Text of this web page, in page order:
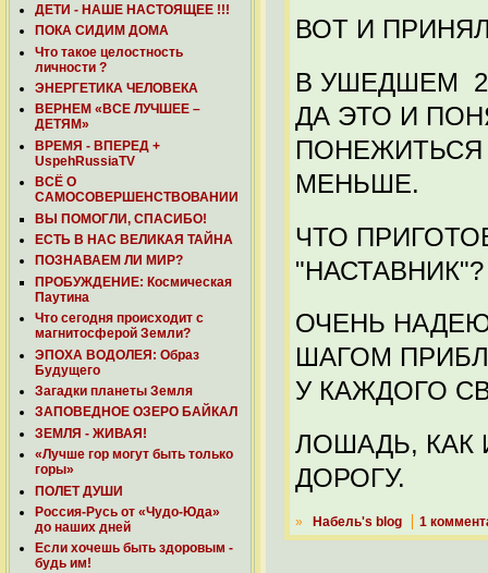
ДЕТИ - НАШЕ НАСТОЯЩЕЕ !!!
ПОКА СИДИМ ДОМА
Что такое целостность
личности ?
ЭНЕРГЕТИКА ЧЕЛОВЕКА
ВЕРНЕМ «ВСЕ ЛУЧШЕЕ –
ДЕТЯМ»
ВРЕМЯ - ВПЕРЕД +
UspehRussiaTV
ВСЁ О
САМОСОВЕРШЕНСТВОВАНИИ
ВЫ ПОМОГЛИ, СПАСИБО!
ЕСТЬ В НАС ВЕЛИКАЯ ТАЙНА
ПОЗНАВАЕМ ЛИ МИР?
ПРОБУЖДЕНИЕ: Космическая
Паутина
Что сегодня происходит с
магнитосферой Земли?
ЭПОХА ВОДОЛЕЯ: Образ
Будущего
Загадки планеты Земля
ЗАПОВЕДНОЕ ОЗЕРО БАЙКАЛ
ЗЕМЛЯ - ЖИВАЯ!
«Лучше гор могут быть только
горы»
ПОЛЕТ ДУШИ
Россия-Русь от «Чудо-Юда»
до наших дней
Если хочешь быть здоровым -
будь им!
ВОТ И
В УШЕДШЕМ
ДА ЭТО И
МЕНЬШЕ.
ЧТО
"НАСТАВНИК"?
ОЧЕНЬ
ШАГОМ
У КАЖДОГО
ЛОШАДЬ, КАК
ДОРОГУ.
» Набель's blog 1